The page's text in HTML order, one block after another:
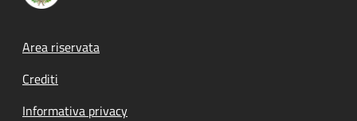
Footer menu
Area riservata
Crediti
Informativa privacy